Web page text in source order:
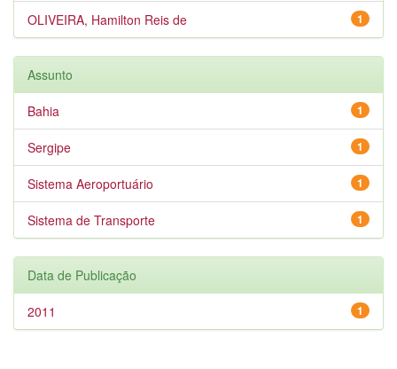
1
OLIVEIRA, Hamilton Reis de
Assunto
1
Bahia
1
Sergipe
1
Sistema Aeroportuário
1
Sistema de Transporte
Data de Publicação
1
2011